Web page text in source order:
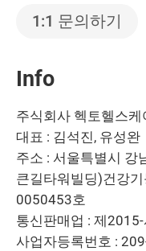
1:1 문의하기
Info
주식회사 헥토헬스케
대표 : 김석진, 유성완
주소 : 서울특별시 강
큰길타워빌딩)건강
0050453호
통신판매업 : 제
사업자등록번호 :